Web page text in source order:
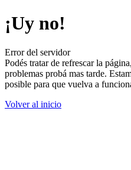
¡Uy no!
Error del servidor
Podés tratar de refrescar la
problemas probá mas tarde.
posible para que vuelva a
Volver al inicio